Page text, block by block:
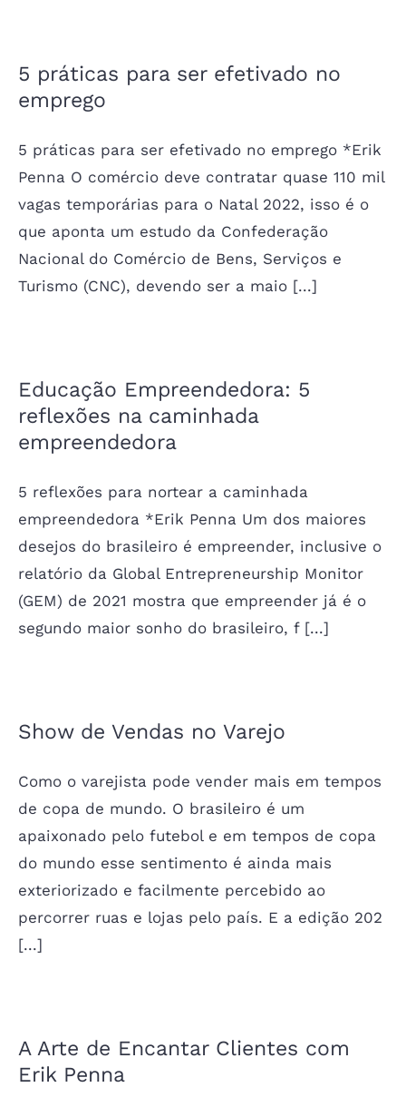
5 práticas para ser efetivado no
emprego
5 práticas para ser efetivado no emprego *Erik
Penna O comércio deve contratar quase 110 mil
vagas temporárias para o Natal 2022, isso é o
que aponta um estudo da Confederação
Nacional do Comércio de Bens, Serviços e
Turismo (CNC), devendo ser a maio [...]
Educação Empreendedora: 5
reflexões na caminhada
empreendedora
5 reflexões para nortear a caminhada
empreendedora *Erik Penna Um dos maiores
desejos do brasileiro é empreender, inclusive o
relatório da Global Entrepreneurship Monitor
(GEM) de 2021 mostra que empreender já é o
segundo maior sonho do brasileiro, f [...]
Show de Vendas no Varejo
Como o varejista pode vender mais em tempos
de copa de mundo. O brasileiro é um
apaixonado pelo futebol e em tempos de copa
do mundo esse sentimento é ainda mais
exteriorizado e facilmente percebido ao
percorrer ruas e lojas pelo país. E a edição 202
[...]
A Arte de Encantar Clientes com
Erik Penna